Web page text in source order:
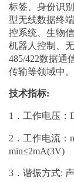
标签、身份识
型无线数据终
控系统、生物
机器人控制、
485/422数据通
传输等领域中
技术指标:
1．工作电压：
2．工作电流：
min≤2mA(3V)
3．谐振方式: